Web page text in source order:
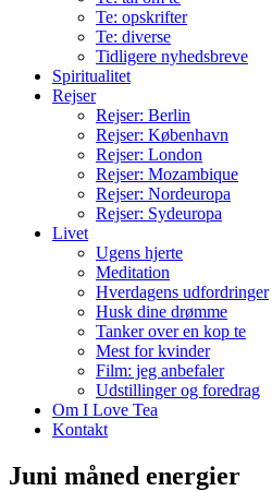
Te: opskrifter
Te: diverse
Tidligere nyhedsbreve
Spiritualitet
Rejser
Rejser: Berlin
Rejser: København
Rejser: London
Rejser: Mozambique
Rejser: Nordeuropa
Rejser: Sydeuropa
Livet
Ugens hjerte
Meditation
Hverdagens udfordringer
Husk dine drømme
Tanker over en kop te
Mest for kvinder
Film: jeg anbefaler
Udstillinger og foredrag
Om I Love Tea
Kontakt
Juni måned energier